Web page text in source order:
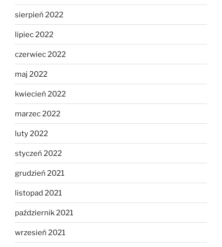
sierpień 2022
lipiec 2022
czerwiec 2022
maj 2022
kwiecień 2022
marzec 2022
luty 2022
styczeń 2022
grudzień 2021
listopad 2021
październik 2021
wrzesień 2021